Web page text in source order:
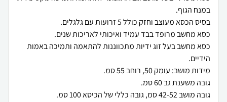
כסא מחשב בעל זוג ידיות מתכווננות להתאמה ותמיכה באמות